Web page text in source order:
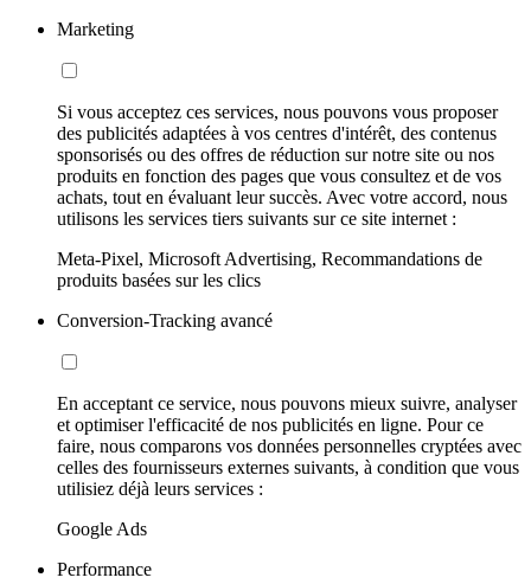
Marketing
Si vous acceptez ces services, nous pouvons vous proposer
des publicités adaptées à vos centres d'intérêt, des contenus
sponsorisés ou des offres de réduction sur notre site ou nos
produits en fonction des pages que vous consultez et de vos
achats, tout en évaluant leur succès. Avec votre accord, nous
utilisons les services tiers suivants sur ce site internet :
Meta-Pixel, Microsoft Advertising, Recommandations de
produits basées sur les clics
Conversion-Tracking avancé
En acceptant ce service, nous pouvons mieux suivre, analyser
et optimiser l'efficacité de nos publicités en ligne. Pour ce
faire, nous comparons vos données personnelles cryptées avec
celles des fournisseurs externes suivants, à condition que vous
utilisiez déjà leurs services :
Google Ads
Performance